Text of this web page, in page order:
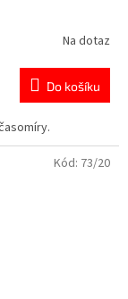
Na dotaz
Do košíku
Kód: 73/20